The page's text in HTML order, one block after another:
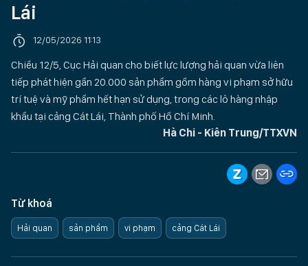
Lái
12/05/2026 11:13
Chiều 12/5, Cục Hải quan cho biết lực lượng hải quan vừa liên
tiếp phát hiện gần 20.000 sản phẩm gồm hàng vi phạm sở hữu
trí tuệ và mỹ phẩm hết hạn sử dụng, trong các lô hàng nhập
khẩu tại cảng Cát Lái, Thành phố Hồ Chí Minh.
Hà Chi - Kiên Trung/TTXVN
Từ khoá
Hải quan sản phẩm vi phạm cảng Cát Lái